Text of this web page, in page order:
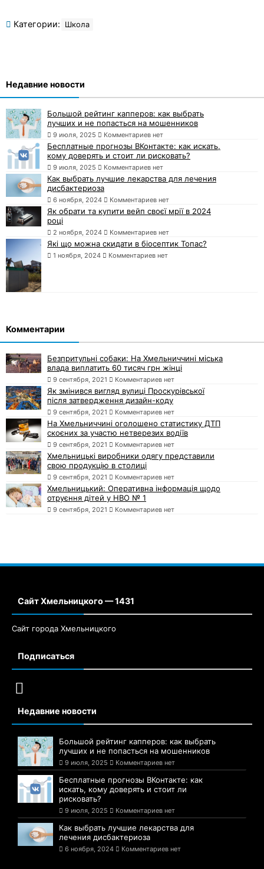
Категории: Школа
Недавние новости
Большой рейтинг капперов: как выбрать
лучших и не попасться на мошенников
9 июля, 2025 Комментариев нет
Бесплатные прогнозы ВКонтакте: как искать,
кому доверять и стоит ли рисковать?
9 июля, 2025 Комментариев нет
Как выбрать лучшие лекарства для лечения
дисбактериоза
6 ноября, 2024 Комментариев нет
Як обрати та купити вейп своєї мрії в 2024
році
2 ноября, 2024 Комментариев нет
Які що можна скидати в біосептик Топас?
1 ноября, 2024 Комментариев нет
Комментарии
Безпритульні собаки: На Хмельниччині міська
влада виплатить 60 тисяч грн жінці
9 сентября, 2021 Комментариев нет
Як змінився вигляд вулиці Проскурівської
після затвердження дизайн-коду
9 сентября, 2021 Комментариев нет
На Хмельниччині оголошено статистику ДТП
скоєних за участю нетверезих водіїв
9 сентября, 2021 Комментариев нет
Хмельницькі виробники одягу представили
свою продукцію в столиці
9 сентября, 2021 Комментариев нет
Хмельницький: Оперативна інформація щодо
отруєння дітей у НВО № 1
9 сентября, 2021 Комментариев нет
Сайт Хмельницкого — 1431
Сайт города Хмельницкого
Подписаться
Недавние новости
Большой рейтинг капперов: как выбрать
лучших и не попасться на мошенников
9 июля, 2025 Комментариев нет
Бесплатные прогнозы ВКонтакте: как
искать, кому доверять и стоит ли
рисковать?
9 июля, 2025 Комментариев нет
Как выбрать лучшие лекарства для
лечения дисбактериоза
6 ноября, 2024 Комментариев нет